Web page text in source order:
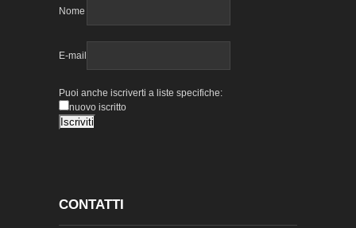
Nome
E-mail
Puoi anche iscriverti a liste specifiche:
nuovo iscritto
CONTATTI